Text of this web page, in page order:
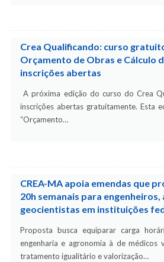
Crea Qualificando: curso
Orçamento de Obras e Cálculo
inscrições abertas
A próxima edição do curso do Crea
inscrições abertas gratuitamente. Esta
“Orçamento…
CREA-MA apoia emendas que
20h semanais para
geocientistas em instituições
Proposta busca equiparar carga
engenharia e agronomia à de médicos
tratamento igualitário e valorização…